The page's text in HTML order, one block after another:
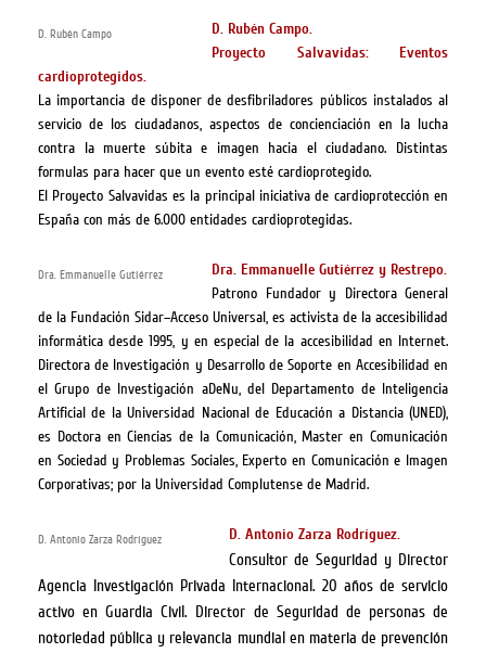
D. Rubén Campo
D. Rubén Campo.
Proyecto Salvavidas: Eventos
cardioprotegidos.
La importancia de disponer de desfibriladores públicos instalados al
servicio de los ciudadanos, aspectos de concienciación en la lucha
contra la muerte súbita e imagen hacia el ciudadano. Distintas
formulas para hacer que un evento esté cardioprotegido.
El Proyecto Salvavidas es la principal iniciativa de cardioprotección en
España con más de 6.000 entidades cardioprotegidas.
Dra. Emmanuelle Gutiérrez
Dra. Emmanuelle Gutiérrez y Restrepo.
Patrono Fundador y Directora General
de la Fundación Sidar–Acceso Universal, es activista de la accesibilidad
informática desde 1995, y en especial de la accesibilidad en Internet.
Directora de Investigación y Desarrollo de Soporte en Accesibilidad en
el Grupo de Investigación aDeNu, del Departamento de Inteligencia
Artificial de la Universidad Nacional de Educación a Distancia (UNED),
es Doctora en Ciencias de la Comunicación, Master en Comunicación
en Sociedad y Problemas Sociales, Experto en Comunicación e Imagen
Corporativas; por la Universidad Complutense de Madrid.
D. Antonio Zarza Rodríguez D. Antonio Zarza Rodríguez.
Consultor de Seguridad y Director
Agencia Investigación Privada Internacional. 20 años de servicio
activo en Guardia Civil. Director de Seguridad de personas de
notoriedad pública y relevancia mundial en materia de prevención